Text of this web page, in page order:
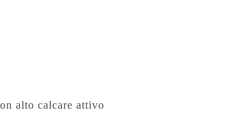
alto calcare attivo